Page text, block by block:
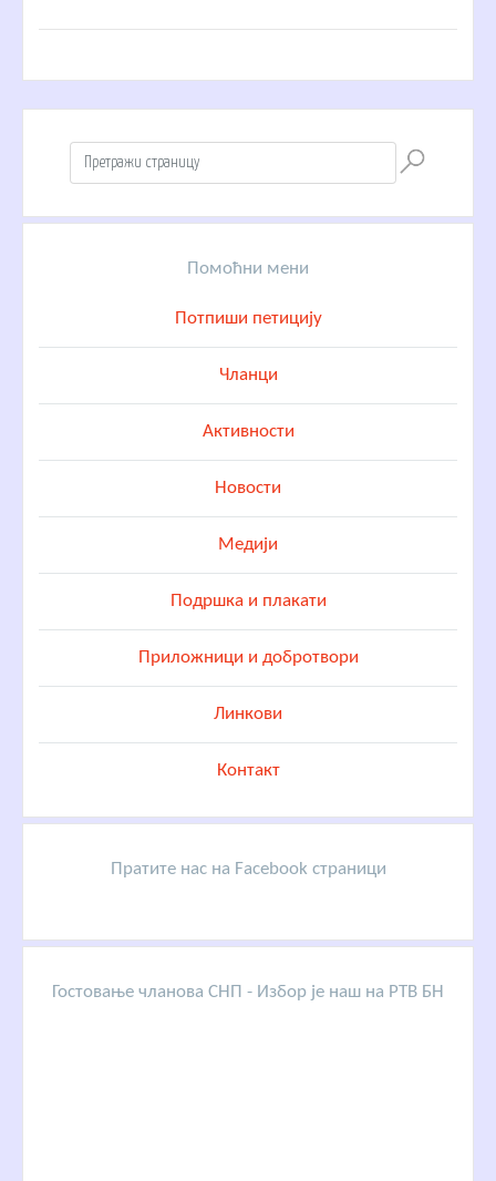
Помоћни мени
Потпиши петицију
Чланци
Активности
Новости
Медији
Подршка и плакати
Приложници и добротвори
Линкови
Контакт
Пратите нас на Facebook страници
Гостовање чланова СНП - Избор је наш на РТВ БН